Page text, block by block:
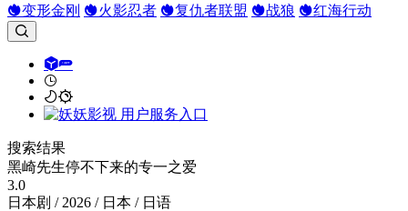
变形金刚
火影忍者 复仇者联盟 战狼 红海行动
搜索结果
黑崎先生停不下来的专一之爱
3.0
日本剧 / 2026 / 日本 / 日语